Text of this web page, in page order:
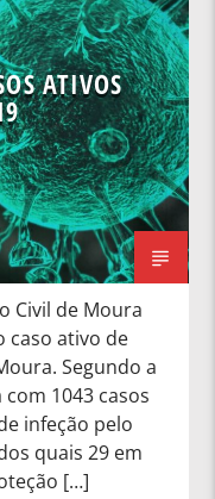
ATIVOS
Civil de Moura
caso ativo de
Segundo a
1043 casos
infeção pelo
quais 29 em
[…]